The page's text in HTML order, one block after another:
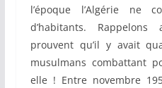
l’époque l’Algérie ne
d’habitants.
prouvent qu’il y avait
musulmans combattant
elle ! Entre novembre